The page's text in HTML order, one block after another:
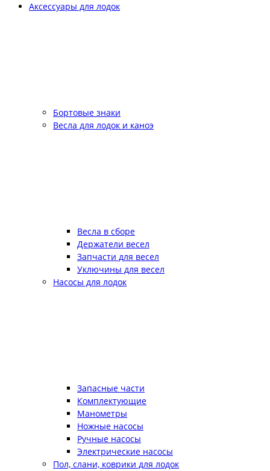
Аксессуары для лодок
Бортовые знаки
Весла для лодок и каноэ
Весла в сборе
Держатели весел
Запчасти для весел
Уключины для весел
Насосы для лодок
Запасные части
Комплектующие
Манометры
Ножные насосы
Ручные насосы
Электрические насосы
Пол, слани, коврики для лодок